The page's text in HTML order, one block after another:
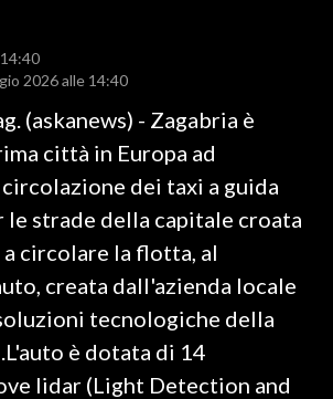
2026 alle 14:40
(askanews) - Zagabria è
città in Europa ad
dei taxi a guida
le strade della capitale croata
circolare la flotta, al
creata dall'azienda locale
tecnologiche della
è dotata di 14
lidar (Light Detection and